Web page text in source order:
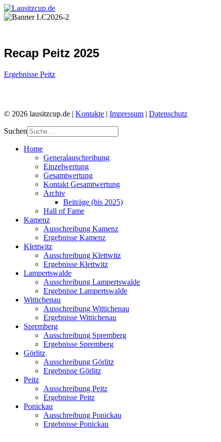
Recap Peitz 2025
Ergebnisse Peitz
© 2026 lausitzcup.de | Kontakte | Impressum | Datenschutz
Suchen
Home
Generalauschreibung
Einzelwertung
Gesamtwertung
Kontakt Gesamtwertung
Archiv
Beiträge (bis 2025)
Hall of Fame
Kamenz
Ausschreibung Kamenz
Ergebnisse Kamenz
Klettwitz
Ausschreibung Klettwitz
Ergebnisse Klettwitz
Lampertswalde
Ausschreibung Lampertswalde
Ergebnisse Lampertswalde
Wittichenau
Ausschreibung Wittichenau
Ergebnisse Wittichenau
Spremberg
Ausschreibung Spremberg
Ergebnisse Spremberg
Görlitz
Ausschreibung Görlitz
Ergebnisse Görlitz
Peitz
Ausschreibung Peitz
Ergebnisse Peitz
Ponickau
Ausschreibung Ponickau
Ergebnisse Ponickau